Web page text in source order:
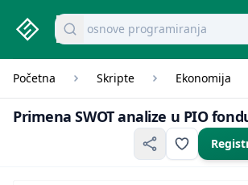
studenti.rs home page
Pretraži dokumente
osnove programiranja
Početna Skripte Ekonomija
Primena SWOT analize u PIO